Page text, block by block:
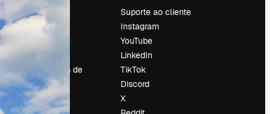
Preços
Sobre nós
Emprego
Tendências de
pesquisa
Blog
Eventos
Suporte ao cliente
Instagram
YouTube
LinkedIn
TikTok
Discord
X